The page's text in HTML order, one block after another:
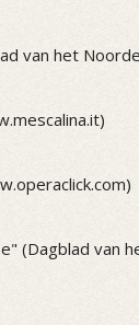
van het
(Dagblad van